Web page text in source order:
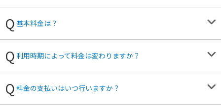
基本料金は？
利用時期によって料金は変わりますか？
料金の支払いはいつ行いますか？